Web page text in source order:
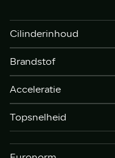
Cilinderinhoud
Brandstof
Acceleratie
Topsnelheid